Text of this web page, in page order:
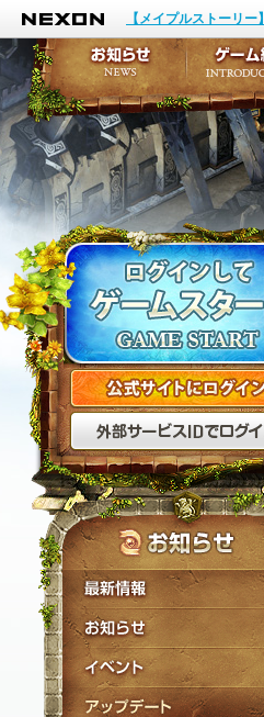
NEXON
【メイプルストーリ
お知ら
イ
ア
メ